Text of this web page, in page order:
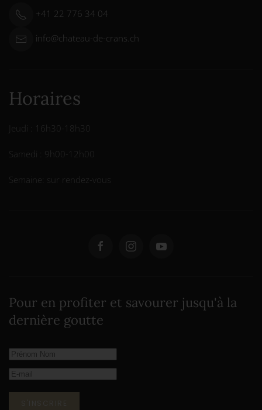
+41 22 776 34 04
info@chateau-de-crans.ch
Horaires
Jeudi : 16h30-18h30
Samedi : 9h00-12h00
Semaine: sur rendez-vous
Pour en profiter et savourer jusqu'à la
dernière goutte